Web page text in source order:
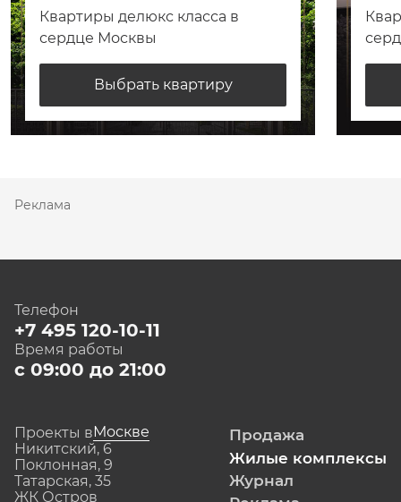
Квартиры делюкс класса в
сердце Москвы
Выбрать квартиру
Реклама
Телефон
+7 495 120-10-11
Время работы
с 09:00 до 21:00
Проекты вМоскве
Никитский, 6
Поклонная, 9
Татарская, 35
ЖК Остров
Продажа
Жилые комплексы
Журнал